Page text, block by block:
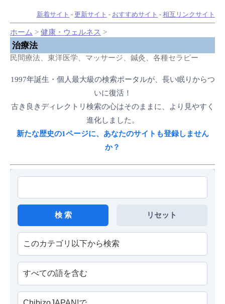
新着サイト - 更新サイト - おすすめサイト - 相互リンクサイト
ホーム > 健康・ウェルネス >
治療法
民間療法、東洋医学、マッサージ、鍼灸、各種セラピー
1997年誕生・個人最大級の検索ポータルが、長い眠りからつ
いに復活！
古き良きディレクトリ検索の心はそのままに、より見やすく
進化しました。
新たな歴史の1ページに、あなたのサイトも登録しません
か？